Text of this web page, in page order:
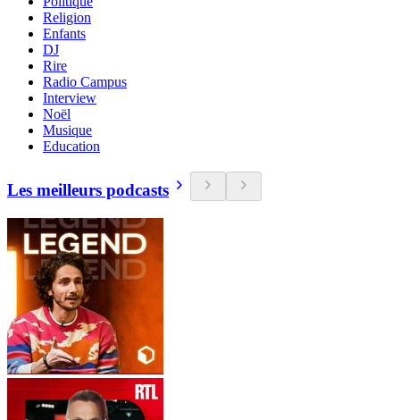
Religion
Enfants
DJ
Rire
Radio Campus
Interview
Noël
Musique
Education
Les meilleurs podcasts